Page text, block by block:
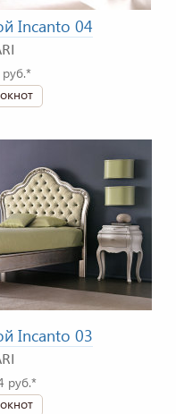
Incanto 04
Incanto 03
руб.*